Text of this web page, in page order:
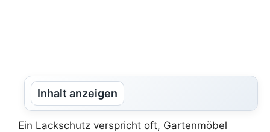
Inhalt anzeigen
Ein Lackschutz verspricht oft, Gartenmöbel